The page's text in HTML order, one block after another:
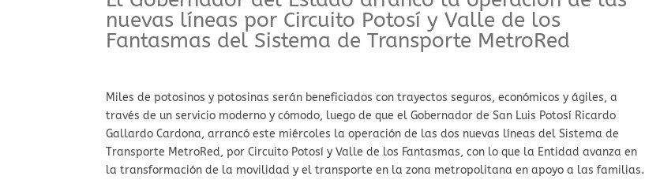
nuevas líneas por Circuito Potosí y Valle de los
Fantasmas del Sistema de Transporte MetroRed
Miles de potosinos y potosinas serán beneficiados con trayectos seguros, económicos y ágiles, a
través de un servicio moderno y cómodo, luego de que el Gobernador de San Luis Potosí Ricardo
Gallardo Cardona, arrancó este miércoles la operación de las dos nuevas líneas del Sistema de
Transporte MetroRed, por Circuito Potosí y Valle de los Fantasmas, con lo que la Entidad avanza en
la transformación de la movilidad y el transporte en la zona metropolitana en apoyo a las familias.